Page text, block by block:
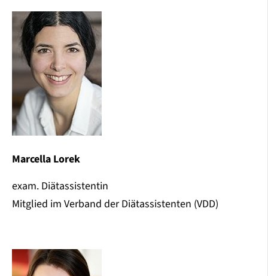
Marcella Lorek
exam. Diätassistentin
Mitglied im Verband der Diätassistenten (VDD)